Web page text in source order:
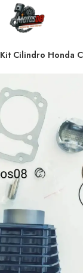
Kit Cilindro Honda